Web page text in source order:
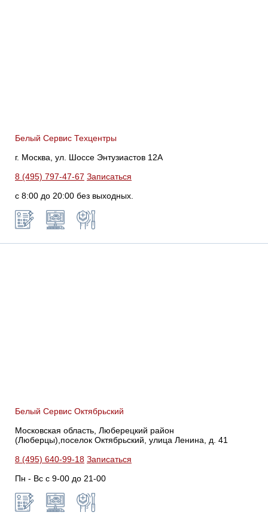
Белый Сервис Техцентры
г. Москва, ул. Шоссе Энтузиастов 12А
8 (495) 797-47-67 Записаться
с 8:00 до 20:00 без выходных.
Белый Сервис Октябрьский
Московская область, Люберецкий район
(Люберцы),поселок Октябрьский, улица Ленина, д. 41
8 (495) 640-99-18 Записаться
Пн - Вс с 9-00 до 21-00